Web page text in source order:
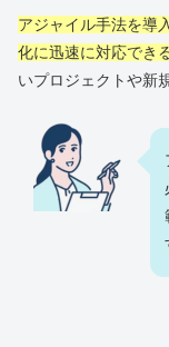
アジャイル手法を導
化に迅速に対応でき
いプロジェクトや新